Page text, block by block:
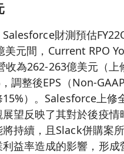
Salesforce財測預估
美元間，Current RPO
收為262-263億美元（上
調整後EPS（Non-
）。Salesforce上修
望反映了其對於後疫情
持續，且Slack併購案
益率造成的影響，形成